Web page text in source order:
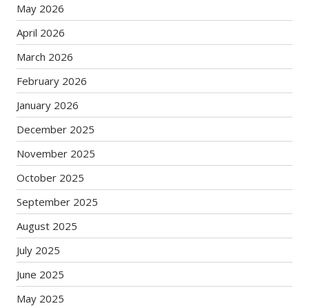
May 2026
April 2026
March 2026
February 2026
January 2026
December 2025
November 2025
October 2025
September 2025
August 2025
July 2025
June 2025
May 2025